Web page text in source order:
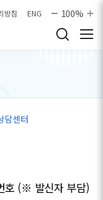
방침 ENG 100%
담센터
호 (※ 발신자 부담)